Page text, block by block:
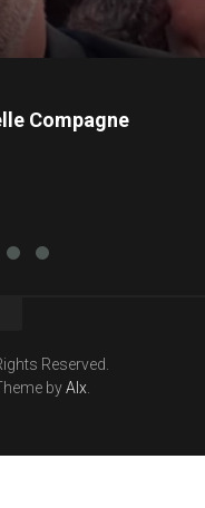
Compagne
Reserved.
byAlx